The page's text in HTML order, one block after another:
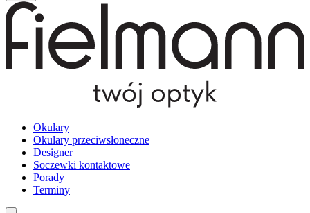
Okulary
Okulary przeciwsłoneczne
Designer
Soczewki kontaktowe
Porady
Terminy